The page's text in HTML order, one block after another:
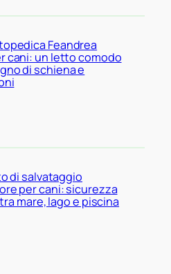
Feandrea
cani: un letto comodo
di schiena e
di salvataggio
per cani: sicurezza
mare, lago e piscina